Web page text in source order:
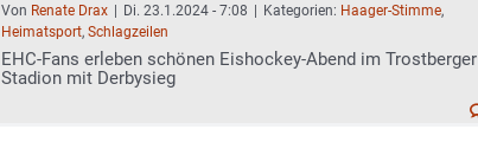
Von Renate Drax Di. 23.1.2024 - 7:08 Kategorien: Haager-Stimme,
Heimatsport, Schlagzeilen
EHC-Fans erleben schönen Eishockey-Abend im Trostberger
Stadion mit Derbysieg